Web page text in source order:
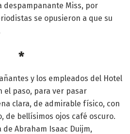
despampanante Miss, por
se opusieron a que su
*
y los empleados del Hotel
el paso, para ver pasar
clara, de admirable físico, con
de bellísimos ojos café oscuro.
de Abraham Isaac Duijm,